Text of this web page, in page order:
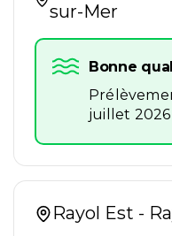
sur-Mer
Bonne
juillet 2026
Rayol Est -